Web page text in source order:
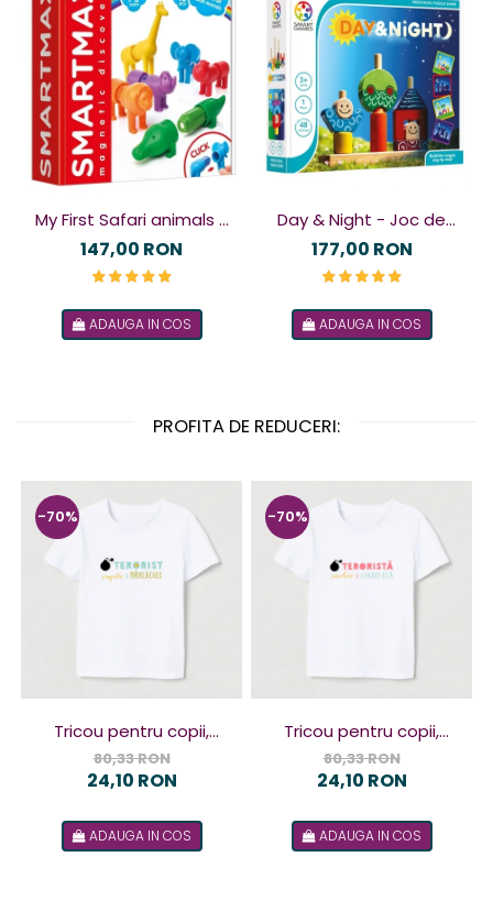
My First Safari animals -
Joc magnetic
147,00 RON
ADAUGA IN COS
Day & Night - Joc de
logică
177,00 RON
ADAUGA IN COS
PROFITA DE REDUCERI:
-70%
Tricou pentru copii,
design Terorist
80,33 RON
24,10 RON
ADAUGA IN COS
-70%
Tricou pentru copii,
design Terorista
80,33 RON
24,10 RON
ADAUGA IN COS